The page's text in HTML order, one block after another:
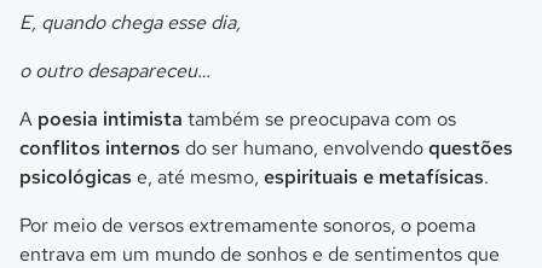
E, quando chega esse dia,
o outro desapareceu…
A poesia intimista também se preocupava com os
conflitos internos do ser humano, envolvendoquestões
psicológicas e, até mesmo, espirituais e metafísicas.
Por meio de versos extremamente sonoros, o poema
entrava em um mundo de sonhos e de sentimentos que